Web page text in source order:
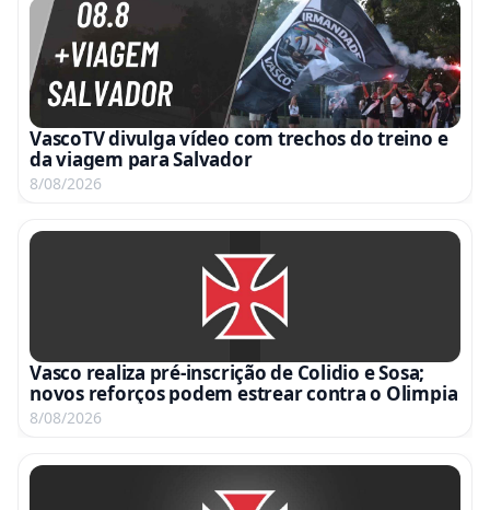
VascoTV divulga vídeo com trechos do treino e
da viagem para Salvador
8/08/2026
Vasco realiza pré-inscrição de Colidio e Sosa;
novos reforços podem estrear contra o Olimpia
8/08/2026